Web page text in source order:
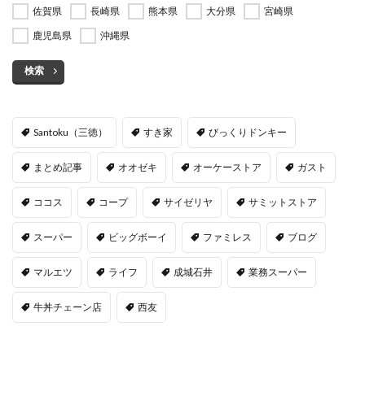
佐賀県
長崎県 熊本県 大分県
宮崎県
鹿児島県
沖縄県
検索
Santoku（三徳） すき家 びっくりドンキー
まとめ記事 オオゼキ オーケーストア ガスト
ココス コープ サイゼリヤ サミットストア
スーパー ビッグボーイ ファミレス ブログ
マルエツ ライフ 成城石井 業務スーパー
牛丼チェーン店 西友